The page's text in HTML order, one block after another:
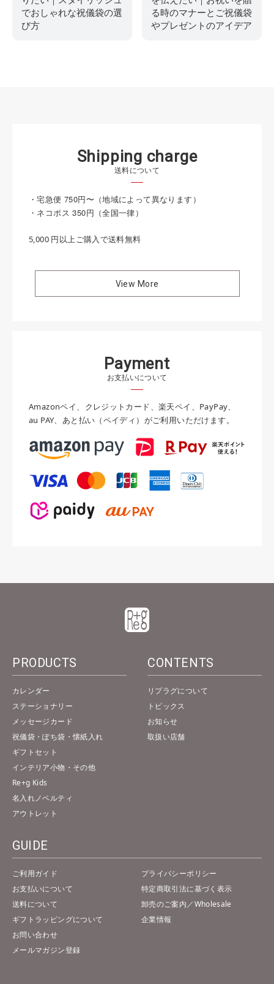
でおしゃれな祝儀袋の選
び方
る時のマナーとご祝儀袋
やプレゼントのアイデア
Shipping charge
送料について
・宅急便 750円〜（地域によって異なります）
・ネコポス 350円（全国一律）
5,000 円以上ご購入で送料無料
View More
Payment
お支払いについて
Amazonペイ、クレジットカード、楽天ペイ、PayPay、
au PAY、あと払い（ペイディ）がご利用いただけます。
PRODUCTS
カレンダー
ステーショナリー
メッセージカード
祝儀袋・ぽち袋・懐紙入れ
ギフトセット
インテリア小物・その他
Re+g Kids
名入れノベルティ
アウトレット
CONTENTS
リプラグについて
トピックス
お知らせ
取扱い店舗
GUIDE
ご利用ガイド
お支払いについて
送料について
ギフトラッピングについて
お問い合わせ
メールマガジン登録
プライバシーポリシー
特定商取引法に基づく表示
卸売のご案内／Wholesale
企業情報